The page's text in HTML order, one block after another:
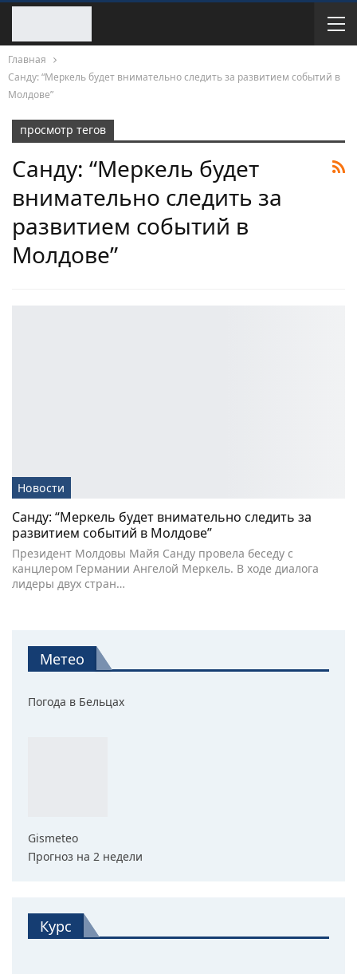
Главная
Санду: “Меркель будет внимательно следить за развитием событий в
Молдове”
просмотр тегов
Санду: “Меркель будет
внимательно следить за
развитием событий в
Молдове”
Новости
Санду: “Меркель будет внимательно следить за
развитием событий в Молдове”
Президент Молдовы Майя Санду провела беседу с
канцлером Германии Ангелой Меркель. В ходе диалога
лидеры двух стран…
Метео
Погода в Бельцах
Gismeteo
Прогноз на 2 недели
Курс